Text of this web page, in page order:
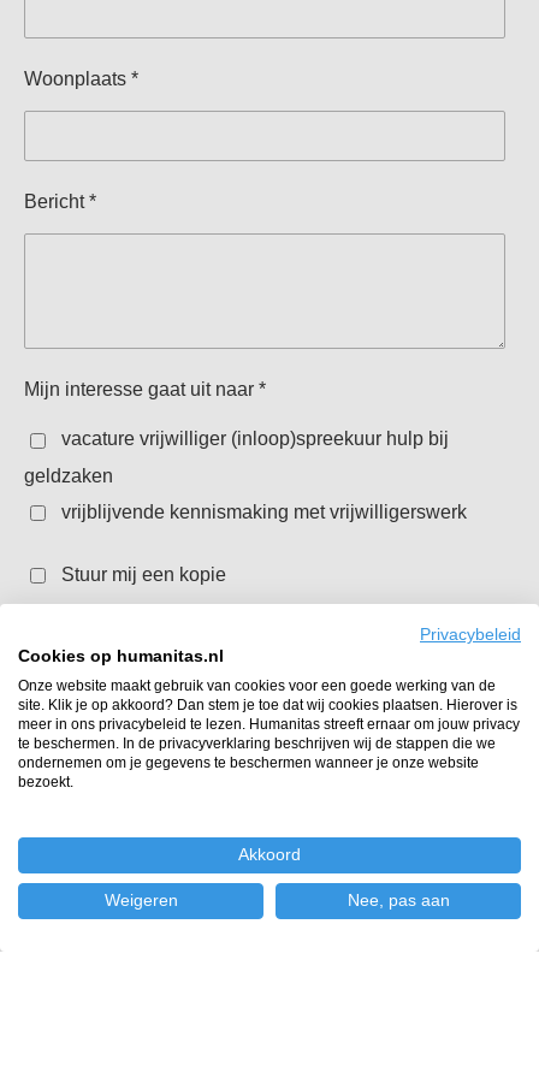
Woonplaats *
Bericht *
Mijn interesse gaat uit naar *
vacature vrijwilliger (inloop)spreekuur hulp bij
geldzaken
vrijblijvende kennismaking met vrijwilligerswerk
Stuur mij een kopie
We gebruiken je gegevens om contact met je op te
nemen over de vacature.Wil je meer weten? Lees dan
onze volledige
Vinden-en binden©2024 Privacy verklaring
Privacybeleid
Cookies op humanitas.nl
Onze website maakt gebruik van cookies voor een goede werking van de
site. Klik je op akkoord? Dan stem je toe dat wij cookies plaatsen. Hierover is
meer in ons privacybeleid te lezen. Humanitas streeft ernaar om jouw privacy
te beschermen. In de privacyverklaring beschrijven wij de stappen die we
ondernemen om je gegevens te beschermen wanneer je onze website
bezoekt.
Akkoord
Weigeren Nee, pas aan